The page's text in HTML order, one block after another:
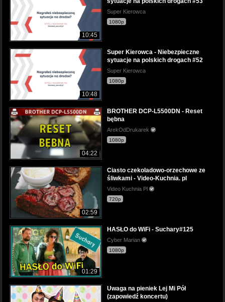
10:45
Super Kierowca
1080p
10:48
Super Kierowca - Niebezpieczne
sytuacje na polskich drogach #52
Super Kierowca
1080p
04:22
BROTHER DCP-L5500DN - Reset
bębna
ArekOdDrukarek
1080p
02:59
Ciasto czekoladowo-orzechowe ze
śliwkami - Video-Kuchnia. pl
Video Kuchnia Pl
720p
01:29
HASŁO do WiFi - Suchary#125
Cyber Marian
1080p
Uwaga na pieniek Lej Mi Pół
(zapowiedź koncertu)